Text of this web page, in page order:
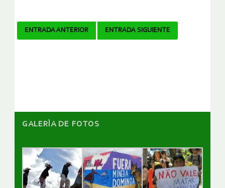
Navegador
ENTRADA ANTERIOR ENTRADA SIGUIENTE
GALERÌA DE FOTOS